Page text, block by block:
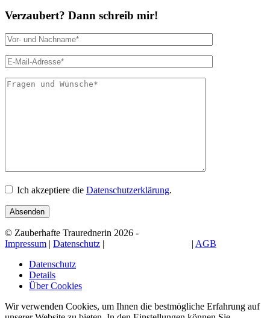
Verzaubert? Dann schreib mir!
Ich akzeptiere die Datenschutzerklärung.
© Zauberhafte Traurednerin 2026 -
Impressum | Datenschutz | | AGB
Datenschutz
Details
Über Cookies
Wir verwenden Cookies, um Ihnen die bestmögliche Erfahrung auf